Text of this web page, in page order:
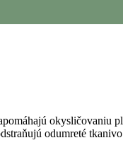
okysličovaniu
odumreté